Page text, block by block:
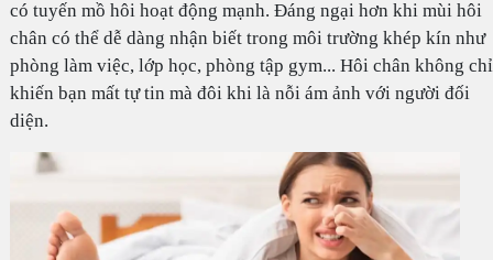
có tuyến mồ hôi hoạt động mạnh. Đáng ngại hơn khi mùi hôi
chân có thể dễ dàng nhận biết trong môi trường khép kín như
phòng làm việc, lớp học, phòng tập gym... Hôi chân không chỉ
khiến bạn mất tự tin mà đôi khi là nỗi ám ảnh với người đối
diện.